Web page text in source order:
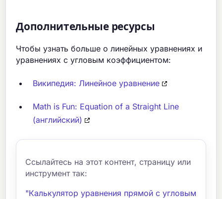
Дополнительные ресурсы
Чтобы узнать больше о линейных уравнениях и
уравнениях с угловым коэффициентом:
Википедия: Линейное уравнение
Math is Fun: Equation of a Straight Line
(английский)
Ссылайтесь на этот контент, страницу или
инструмент так:
"Калькулятор уравнения прямой с угловым